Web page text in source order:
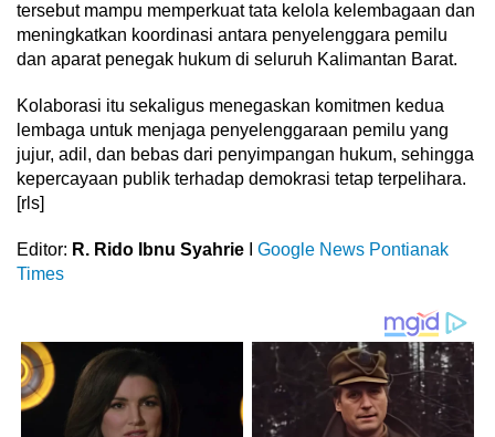
tersebut mampu memperkuat tata kelola kelembagaan dan
meningkatkan koordinasi antara penyelenggara pemilu
dan aparat penegak hukum di seluruh Kalimantan Barat.
Kolaborasi itu sekaligus menegaskan komitmen kedua
lembaga untuk menjaga penyelenggaraan pemilu yang
jujur, adil, dan bebas dari penyimpangan hukum, sehingga
kepercayaan publik terhadap demokrasi tetap terpelihara.
[rls]
Editor: R. Rido Ibnu Syahrie
Google News Pontianak
Times